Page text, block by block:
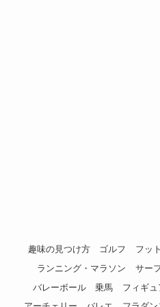
趣味の見つけ方 ゴルフ フッ
ランニング・マラソン
サー
バレーボール
乗馬 フィギュ